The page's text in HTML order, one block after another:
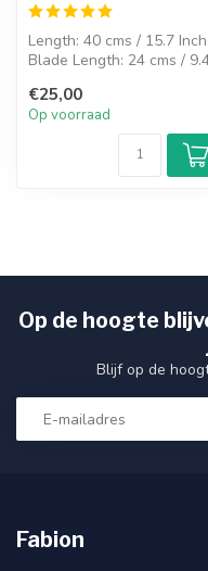
Length: 40 cms / 15.7
Blade Length: 24 cms /
Weight: 250 gr...
€25,00
Op voorraad
Op de hoogte
Blijf op de
Fabion